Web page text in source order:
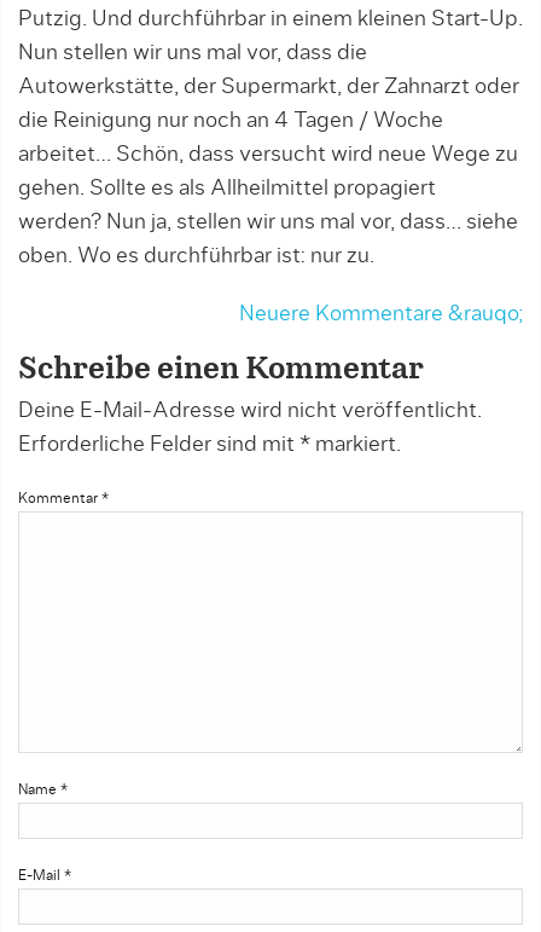
Putzig. Und durchführbar in einem kleinen Start-Up.
Nun stellen wir uns mal vor, dass die
Autowerkstätte, der Supermarkt, der Zahnarzt oder
die Reinigung nur noch an 4 Tagen / Woche
arbeitet… Schön, dass versucht wird neue Wege zu
gehen. Sollte es als Allheilmittel propagiert
werden? Nun ja, stellen wir uns mal vor, dass… siehe
oben. Wo es durchführbar ist: nur zu.
Neuere Kommentare &rauqo;
Schreibe einen Kommentar
Deine E-Mail-Adresse wird nicht veröffentlicht.
Erforderliche Felder sind mit * markiert.
Kommentar *
Name *
E-Mail *